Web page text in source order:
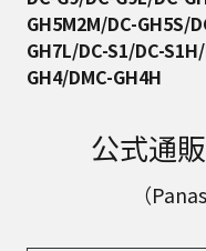
GH5M2M/DC-GH5S/
GH7L/DC-S1/DC-
GH4/DMC-GH4H
公式通
（